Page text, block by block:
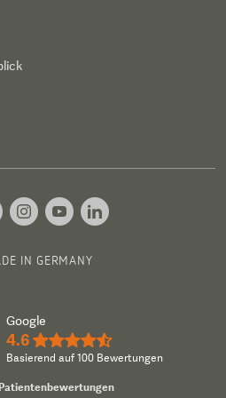
IN GERMANY
Google
4.6 ★★★★½
Basierend auf 100 Bewertungen